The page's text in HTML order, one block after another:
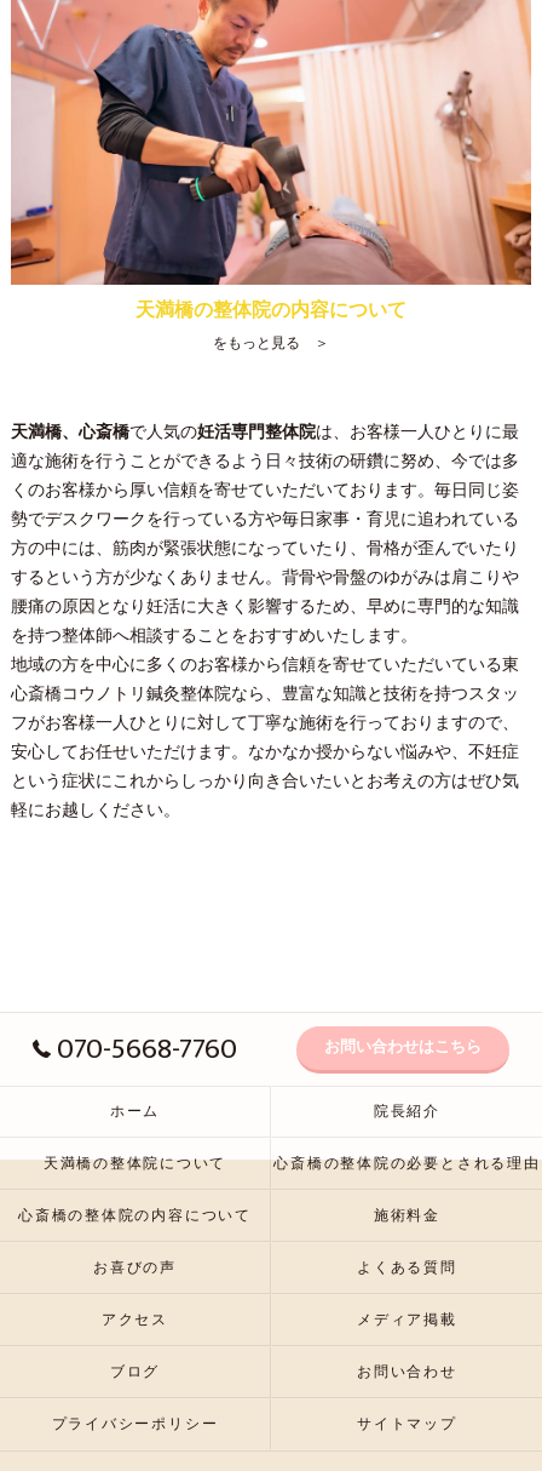
天満橋の整体院の内容について
をもっと見る ＞
天満橋、心斎橋で人気の妊活専門整体院は、お客様一人ひとりに最
適な施術を行うことができるよう日々技術の研鑽に努め、今では多
くのお客様から厚い信頼を寄せていただいております。毎日同じ姿
勢でデスクワークを行っている方や毎日家事・育児に追われている
方の中には、筋肉が緊張状態になっていたり、骨格が歪んでいたり
するという方が少なくありません。背骨や骨盤のゆがみは肩こりや
腰痛の原因となり妊活に大きく影響するため、早めに専門的な知識
を持つ整体師へ相談することをおすすめいたします。
地域の方を中心に多くのお客様から信頼を寄せていただいている東
心斎橋コウノトリ鍼灸整体院なら、豊富な知識と技術を持つスタッ
フがお客様一人ひとりに対して丁寧な施術を行っておりますので、
安心してお任せいただけます。なかなか授からない悩みや、不妊症
という症状にこれからしっかり向き合いたいとお考えの方はぜひ気
軽にお越しください。
070-5668-7760 お問い合わせはこちら
ホーム 院長紹介
天満橋の整体院について 心斎橋の整体院の必要とされる理由
心斎橋の整体院の内容について 施術料金
お喜びの声 よくある質問
アクセス メディア掲載
ブログ お問い合わせ
プライバシーポリシー サイトマップ